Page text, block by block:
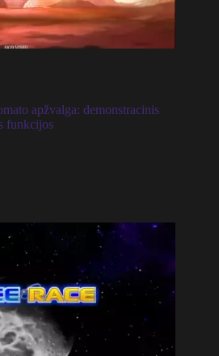
apžvalga: demonstracinis
funkcijos